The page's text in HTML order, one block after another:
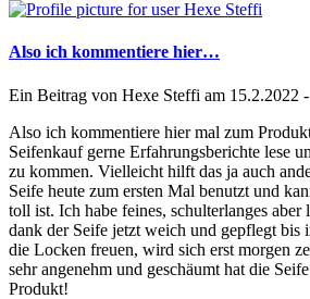
Also ich kommentiere hier…
Ein Beitrag von Hexe Steffi am 15.2.2022
Also ich kommentiere hier mal zum
Seifenkauf gerne Erfahrungsberichte lese
zu kommen. Vielleicht hilft das ja auch
Seife heute zum ersten Mal benutzt und
toll ist. Ich habe feines, schulterlanges aber
dank der Seife jetzt weich und gepflegt bis
die Locken freuen, wird sich erst morgen
sehr angenehm und geschäumt hat die
Produkt!